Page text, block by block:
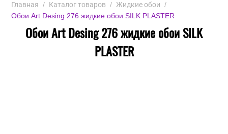
Главная / Каталог товаров / Жидкие обои /
Обои Art Desing 276 жидкие обои SILK PLASTER
Обои Art Desing 276 жидкие обои SILK
PLASTER